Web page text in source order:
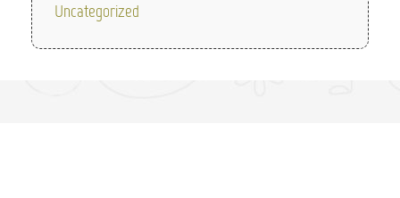
Uncategorized